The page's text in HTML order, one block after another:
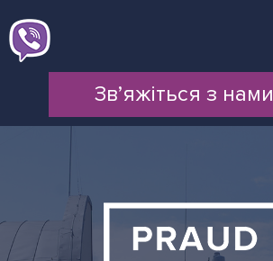
Зв’яжіться з нами